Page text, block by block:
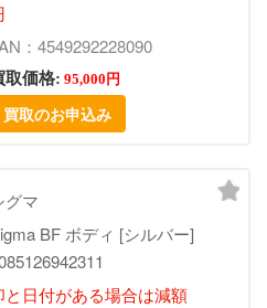
：4549292228090
取価格: 95,000円
買取のお申込み
グマ
BF ボディ [シルバー]
と日付がある場合は減額